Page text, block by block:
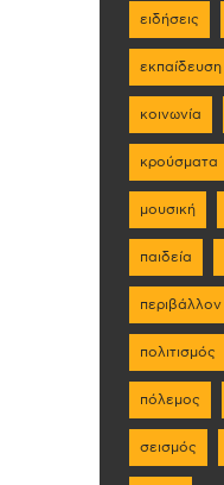
ειδήσεις
εκπαίδευση
κοινωνία
κρούσματα
μουσική
παιδεία
περιβάλλον
πολιτισμός
πόλεμος
σεισμός